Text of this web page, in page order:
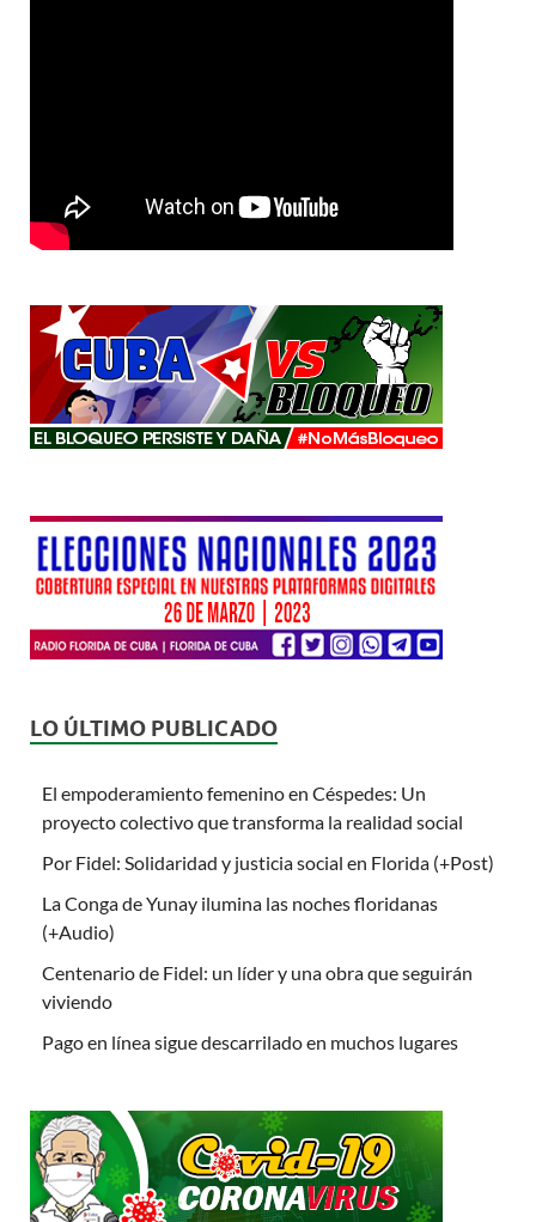
LO ÚLTIMO PUBLICADO
El empoderamiento femenino en Céspedes: Un
proyecto colectivo que transforma la realidad social
Por Fidel: Solidaridad y justicia social en Florida (+Post)
La Conga de Yunay ilumina las noches floridanas
(+Audio)
Centenario de Fidel: un líder y una obra que seguirán
viviendo
Pago en línea sigue descarrilado en muchos lugares